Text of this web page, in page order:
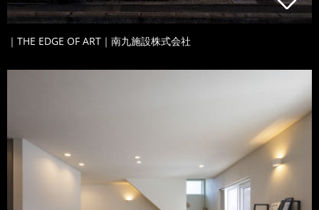
｜THE EDGE OF ART｜南九施設株式会社